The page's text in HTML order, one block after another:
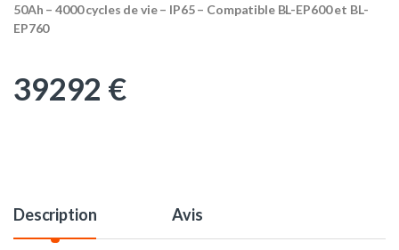
50Ah – 4000 cycles de vie – IP65 – Compatible BL-EP600 et BL-
EP760
39292 €
Description Avis